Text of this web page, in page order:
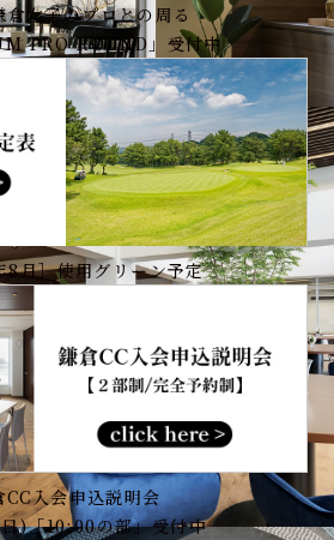
女子のプロとの周る
PRO ROUND」受付中
8月］使用グリーン予定
CC入会申込説明会
)「10:00の部」受付中